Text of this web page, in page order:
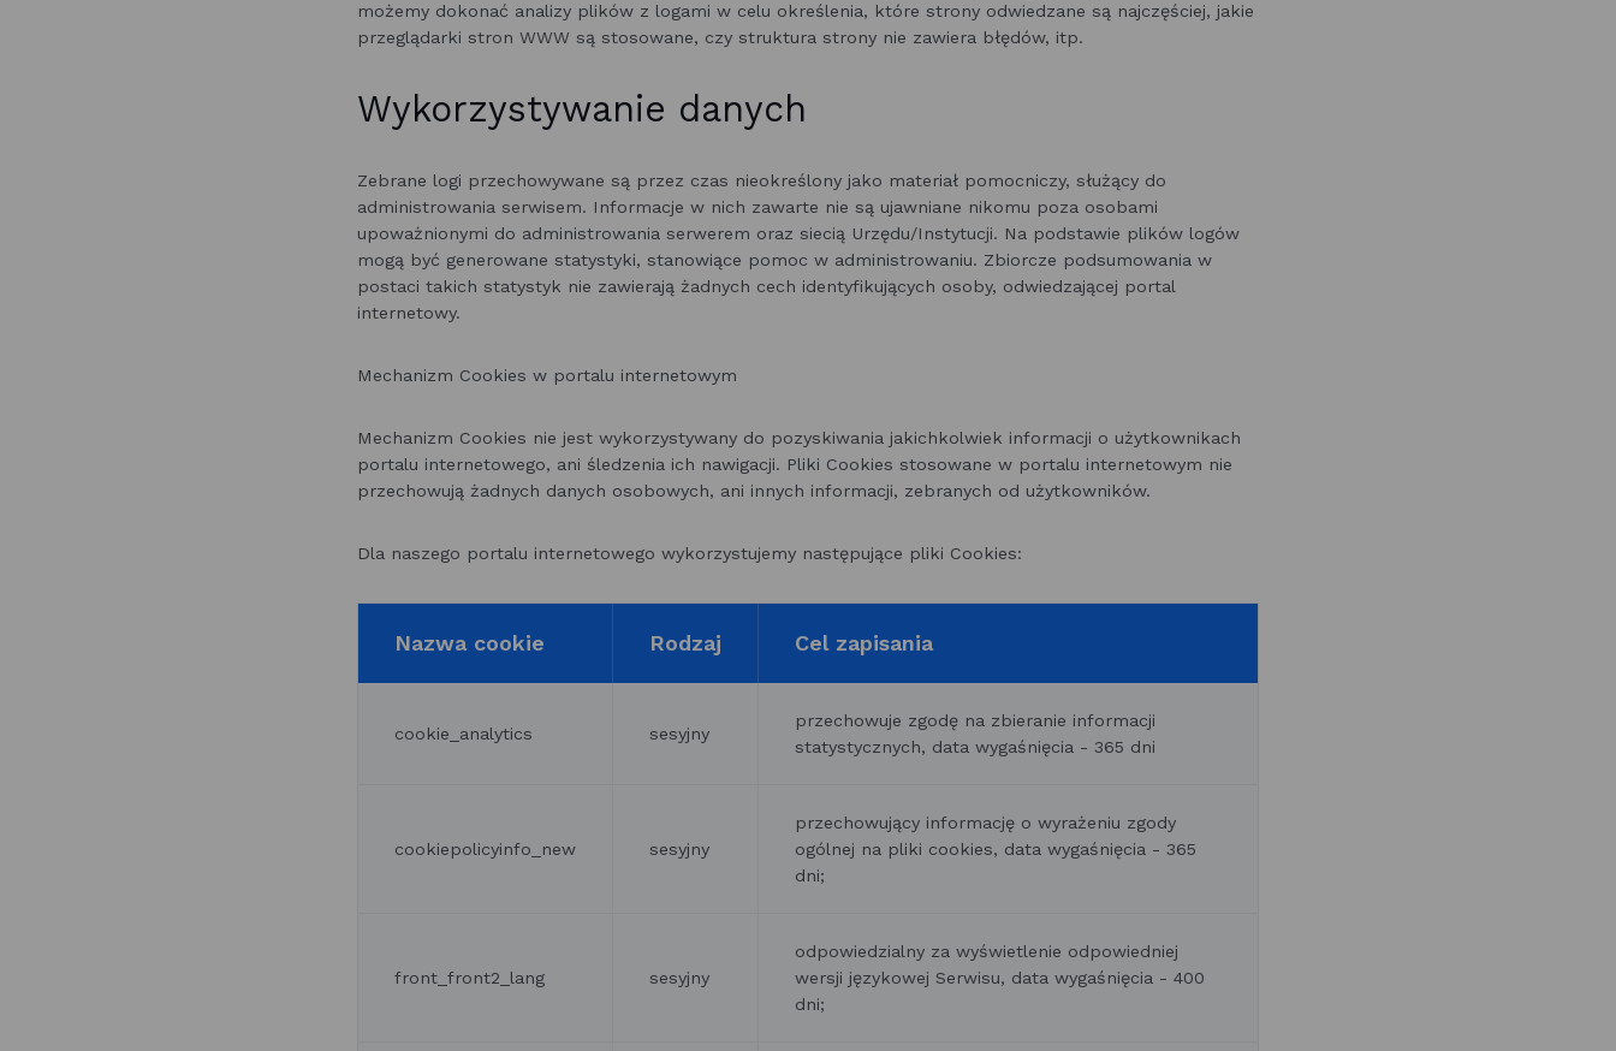
możemy dokonać analizy plików z logami w celu określenia, które strony odwiedzane są najczęściej, jakie
przeglądarki stron WWW są stosowane, czy struktura strony nie zawiera błędów, itp.
Wykorzystywanie danych
Zebrane logi przechowywane są przez czas nieokreślony jako materiał pomocniczy, służący do
administrowania serwisem. Informacje w nich zawarte nie są ujawniane nikomu poza osobami
upoważnionymi do administrowania serwerem oraz siecią Urzędu/Instytucji. Na podstawie plików logów
mogą być generowane statystyki, stanowiące pomoc w administrowaniu. Zbiorcze podsumowania w
postaci takich statystyk nie zawierają żadnych cech identyfikujących osoby, odwiedzającej portal
internetowy.
Mechanizm Cookies w portalu internetowym
Mechanizm Cookies nie jest wykorzystywany do pozyskiwania jakichkolwiek informacji o użytkownikach
portalu internetowego, ani śledzenia ich nawigacji. Pliki Cookies stosowane w portalu internetowym nie
przechowują żadnych danych osobowych, ani innych informacji, zebranych od użytkowników.
Dla naszego portalu internetowego wykorzystujemy następujące pliki Cookies:
Nazwa cookie Rodzaj Cel zapisania
cookie_analytics sesyjny
przechowuje zgodę na zbieranie informacji
statystycznych, data wygaśnięcia - 365 dni
cookiepolicyinfo_new sesyjny
przechowujący informację o wyrażeniu zgody
ogólnej na pliki cookies, data wygaśnięcia - 365
dni;
front_front2_lang sesyjny
odpowiedzialny za wyświetlenie odpowiedniej
wersji językowej Serwisu, data wygaśnięcia - 400
dni;